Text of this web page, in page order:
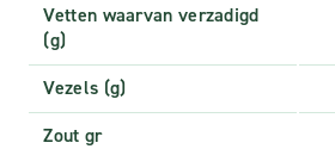
Vetten waarvan verzadigd
(g)
Vezels (g)
Zout gr